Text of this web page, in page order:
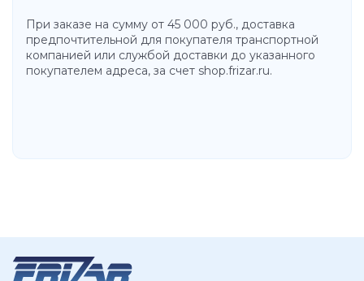
При заказе на сумму от 45 000 руб., доставка
предпочтительной для покупателя транспортной
компанией или службой доставки до указанного
покупателем адреса, за счет shop.frizar.ru.